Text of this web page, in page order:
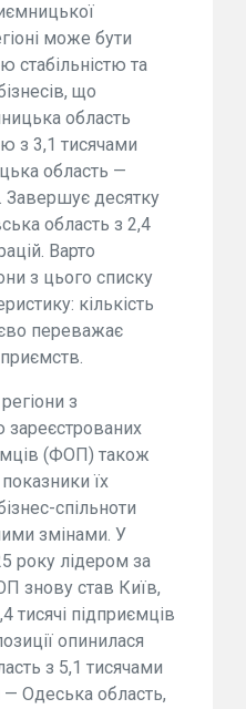
може бути
стабільністю та
що
область
з 3,1 тисячами
область —
Завершує десятку
область з 2,4
Варто
з цього списку
кількість
переважає
з
зареєстрованих
(ФОП) також
їх
спільноти
змінами. У
року лідером за
знову став Київ,
тисячі підприємців
опинилася
з 5,1 тисячами
— Одеська область,